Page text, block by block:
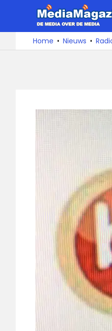
de
De
media
over
Home Nieuws